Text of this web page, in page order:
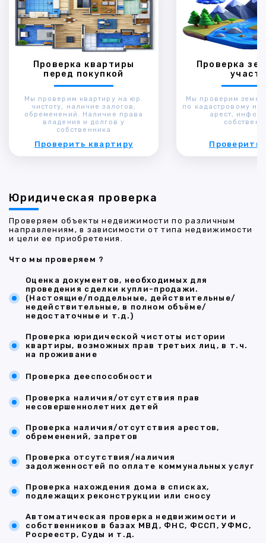
Проверка квартиры
перед покупкой
Мы проверим квартиру на юр.
чистоту, наличие залогов,
обременений. Наличие права
владения и долгов у
собственника
Проверить квартиру
Проверка
Мы проверим
по кадастровому
арест,
Проверить
Юридическая проверка
Проверяем объекты недвижимости по различным
направлениям, в зависимости от типа недвижимости
и цели ее приобретения.
Что мы проверяем ?
Оценка документов, необходимых для
проведения сделки купли-продажи.
(Настоящие/поддельные, действительные/
недействительные, в полном объёме/
недостаточные и т.д.)
Проверка юридической чистоты истории
квартиры, возможных прав третьих лиц, в т.ч.
на проживание
Проверка дееспособности
Проверка наличия/отсутствия прав
несовершеннолетних детей
Проверка наличия/отсутствия арестов,
обременений, запретов
Проверка отсутствия/наличия
задолженностей по оплате коммунальных услуг
Проверка нахождения дома в списках,
подлежащих реконструкции или сносу
Автоматическая проверка недвижимости и
собственников в базах МВД, ФНС, ФССП, УФМС,
Росреестр, Суды и т.д.